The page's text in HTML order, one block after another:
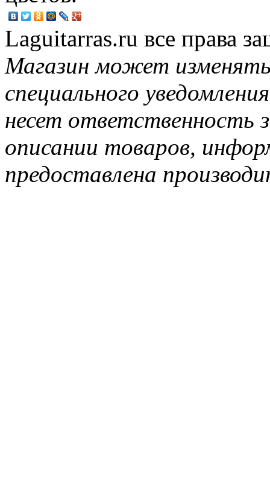
Laguitarras.ru все права
Магазин может
специального
несет ответственность
описании товаров,
предоставлена